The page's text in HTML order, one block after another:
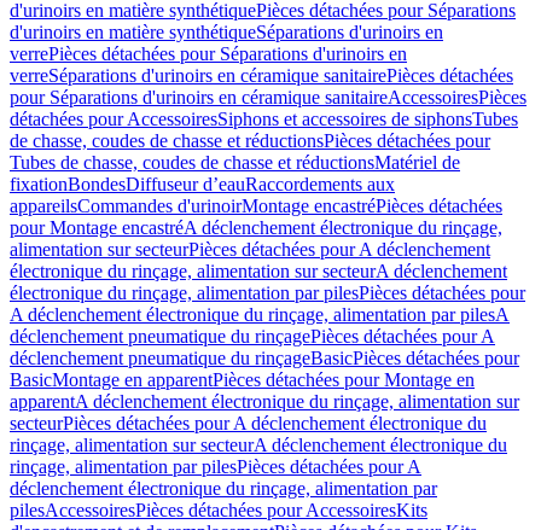
d'urinoirs en matière synthétiquePièces détachées pour Séparations
d'urinoirs en matière synthétiqueSéparations d'urinoirs en
verrePièces détachées pour Séparations d'urinoirs en
verreSéparations d'urinoirs en céramique sanitairePièces détachées
pour Séparations d'urinoirs en céramique sanitaireAccessoiresPièces
détachées pour AccessoiresSiphons et accessoires de siphonsTubes
de chasse, coudes de chasse et réductionsPièces détachées pour
Tubes de chasse, coudes de chasse et réductionsMatériel de
fixationBondesDiffuseur d’eauRaccordements aux
appareilsCommandes d'urinoirMontage encastréPièces détachées
pour Montage encastréA déclenchement électronique du rinçage,
alimentation sur secteurPièces détachées pour A déclenchement
électronique du rinçage, alimentation sur secteurA déclenchement
électronique du rinçage, alimentation par pilesPièces détachées pour
A déclenchement électronique du rinçage, alimentation par pilesA
déclenchement pneumatique du rinçagePièces détachées pour A
déclenchement pneumatique du rinçageBasicPièces détachées pour
BasicMontage en apparentPièces détachées pour Montage en
apparentA déclenchement électronique du rinçage, alimentation sur
secteurPièces détachées pour A déclenchement électronique du
rinçage, alimentation sur secteurA déclenchement électronique du
rinçage, alimentation par pilesPièces détachées pour A
déclenchement électronique du rinçage, alimentation par
pilesAccessoiresPièces détachées pour AccessoiresKits